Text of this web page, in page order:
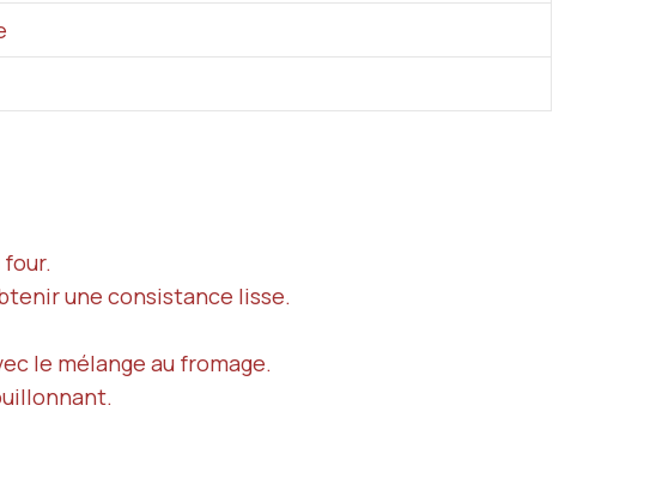
une consistance lisse.
le mélange au fromage.